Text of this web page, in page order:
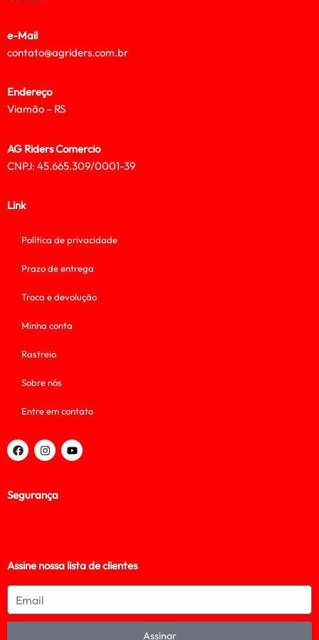
e-Mail
contato@agriders.com.br
Endereço
Viamão – RS
AG Riders Comercio
CNPJ: 45.665.309/0001-39
Link
Política de privacidade
Prazo de entrega
Troca e devolução
Minha conta
Rastreio
Sobre nós
Entre em contato
Segurança
Assine nossa lista de clientes
Assinar